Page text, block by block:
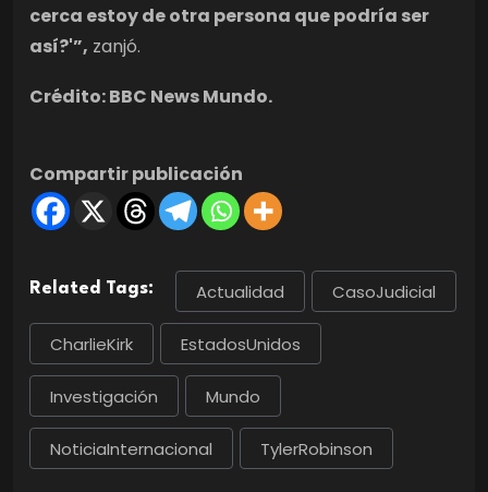
cerca estoy de otra persona que podría ser
así?'”, zanjó.
Crédito: BBC News Mundo.
Compartir publicación
Related Tags: Actualidad CasoJudicial
CharlieKirk EstadosUnidos
Investigación Mundo
NoticiaInternacional TylerRobinson